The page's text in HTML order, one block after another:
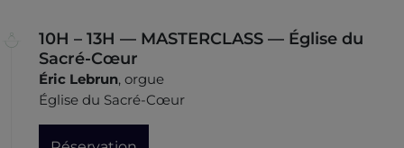
10H – 13H — MASTERCLASS — Église du
Sacré-Cœur
Éric Lebrun, orgue
Église du Sacré-Cœur